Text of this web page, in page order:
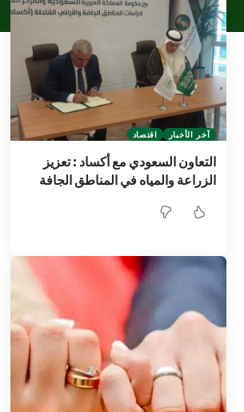
آخر الأخبار اقتصاد
التعاون السعودي مع أكساد : تعزيز
الزراعة والمياه في المناطق الجافة